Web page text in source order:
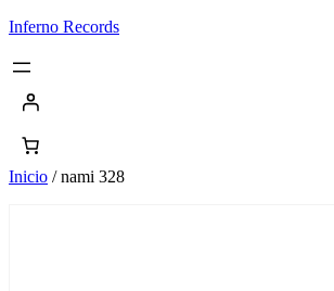
Saltar
contenido
Inferno Records
Inicio / nami 328